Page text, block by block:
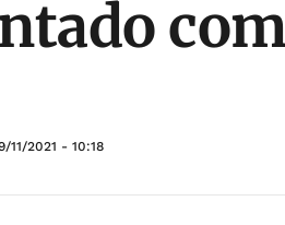
11/2021 - 10:18